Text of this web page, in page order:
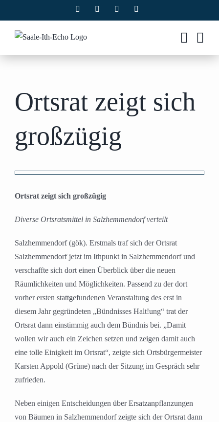
Inhalt
springen
Facebook Instagram
Ortsrat zeigt sich
großzügig
grösseres
Ortsrat zeigt sich großzügig
Diverse Ortsratsmittel in Salzhemmendorf verteilt
Salzhemmendorf (gök). Erstmals traf sich der Ortsrat
Salzhemmendorf jetzt im Ithpunkt in Salzhemmendorf und
verschaffte sich dort einen Überblick über die neuen
Räumlichkeiten und Möglichkeiten. Passend zu der dort
vorher ersten stattgefundenen Veranstaltung des erst in
diesem Jahr gegründeten „Bündnisses Halt!ung“ trat der
Ortsrat dann einstimmig auch dem Bündnis bei. „Damit
wollen wir auch ein Zeichen setzen und zeigen damit auch
eine tolle Einigkeit im Ortsrat“, zeigte sich Ortsbürgermeister
Karsten Appold (Grüne) nach der Sitzung im Gespräch sehr
zufrieden.
Neben einigen Entscheidungen über Ersatzanpflanzungen
von Bäumen in Salzhemmendorf zeigte sich der Ortsrat dann